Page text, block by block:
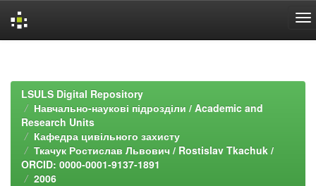
LSULS Digital Repository
Навчально-наукові підрозділи / Academic and
Research Units
Кафедра цивільного захисту
Ткачук Ростислав Львович / Rostislav Tkachuk /
ORCID: 0000-0001-9137-1891
2006